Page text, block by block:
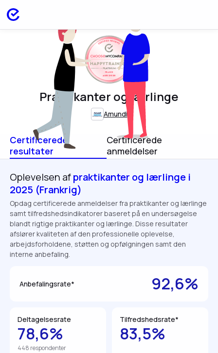
HAPPYTRAINEES
FRANCE
AUG 2025
Praktikanter og lærlinge
Amundi
Certificerede
resultater
Certificerede
anmeldelser
Oplevelsen afpraktikanter og lærlinge i
2025 (Frankrig)
Opdag certificerede anmeldelser fra praktikanter og lærlinge
samt tilfredshedsindikatorer baseret på en undersøgelse
blandt rigtige praktikanter og lærlinge. Disse resultater
afslører kvaliteten af den professionelle oplevelse,
arbejdsforholdene, støtten og opfølgningen samt den
interne anbefaling.
Anbefalingsrate* 92,6%
Deltagelsesrate
78,6%
448 respondenter
Tilfredshedsrate*
83,5%